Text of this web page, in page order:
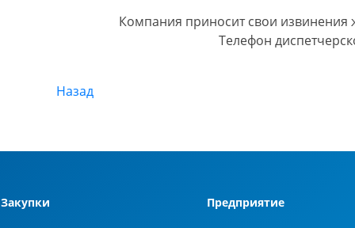
Компания приносит свои извинения
Телефон
Назад
Закупки Предприятие